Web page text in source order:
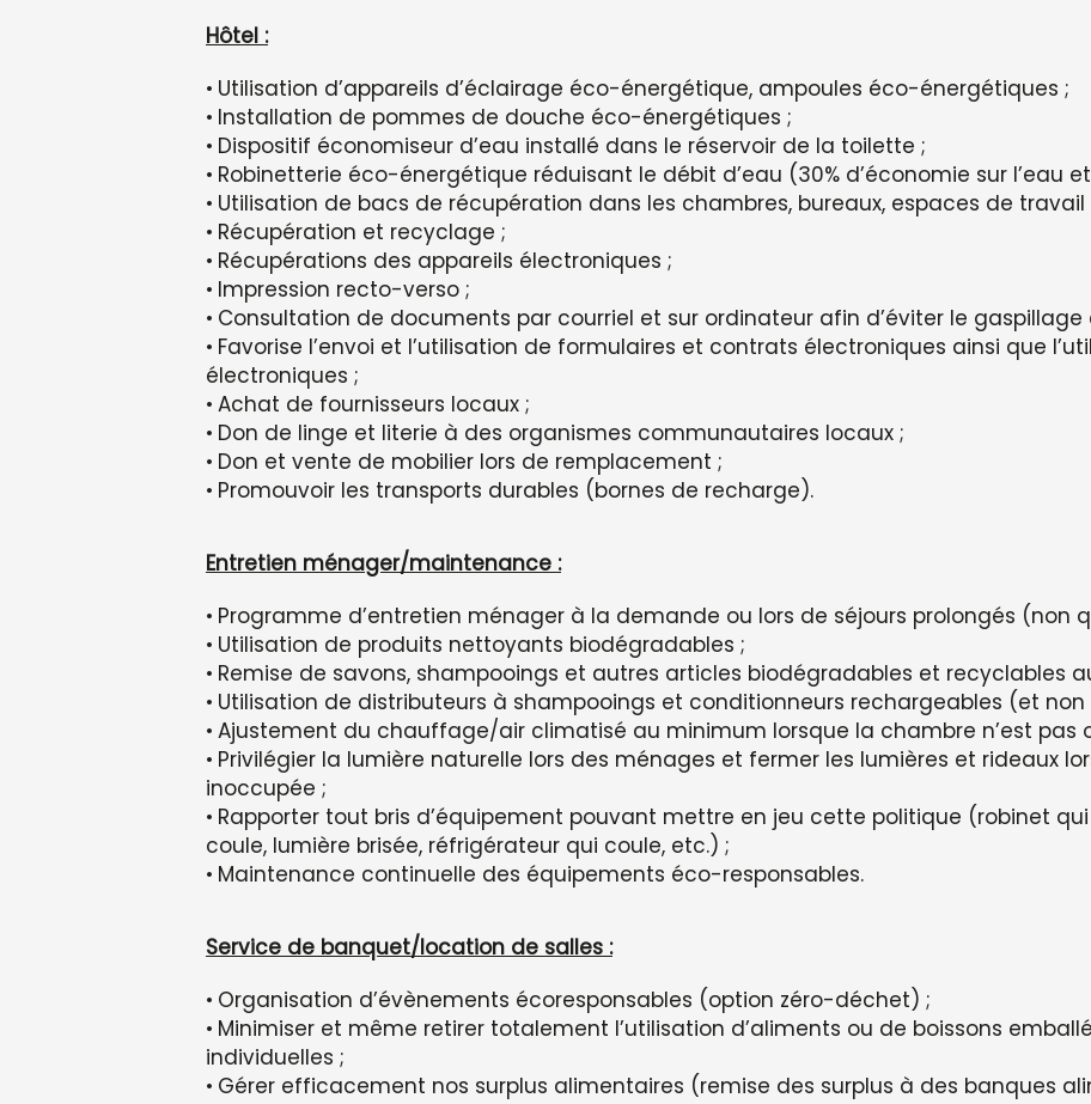
Hôtel :
Utilisation d’appareils d’éclairage éco-énergétique, ampoules éco-énergétiques ;
Installation de pommes de douche éco-énergétiques ;
Dispositif économiseur d’eau installé dans le réservoir de la toilette ;
Robinetterie éco-énergétique réduisant le débit d’eau (30% d’économie sur l’eau
Utilisation de bacs de récupération dans les chambres, bureaux, espaces de
Récupération et recyclage ;
Récupérations des appareils électroniques ;
Impression recto-verso ;
Consultation de documents par courriel et sur ordinateur afin d’éviter le gaspillage
Favorise l’envoi et l’utilisation de formulaires et contrats électroniques ainsi que
électroniques ;
Achat de fournisseurs locaux ;
Don de linge et literie à des organismes communautaires locaux ;
Don et vente de mobilier lors de remplacement ;
Promouvoir les transports durables (bornes de recharge).
Entretien ménager/maintenance :
Programme d’entretien ménager à la demande ou lors de séjours prolongés (non
Utilisation de produits nettoyants biodégradables ;
Remise de savons, shampooings et autres articles biodégradables et recyclables
Utilisation de distributeurs à shampooings et conditionneurs rechargeables (et non
Ajustement du chauffage/air climatisé au minimum lorsque la chambre n’est pas
Privilégier la lumière naturelle lors des ménages et fermer les lumières et rideaux
inoccupée ;
Rapporter tout bris d’équipement pouvant mettre en jeu cette politique (robinet
coule, lumière brisée, réfrigérateur qui coule, etc.) ;
Maintenance continuelle des équipements éco-responsables.
Service de banquet/location de salles :
Organisation d’évènements écoresponsables (option zéro-déchet) ;
Minimiser et même retirer totalement l’utilisation d’aliments ou de boissons
individuelles ;
Gérer efficacement nos surplus alimentaires (remise des surplus à des banques